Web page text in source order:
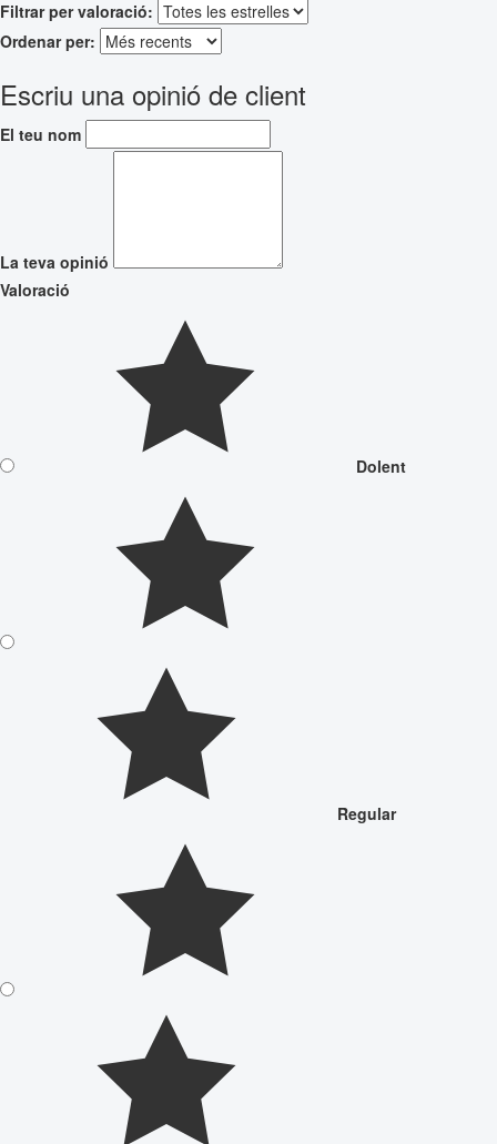
Filtrar per valoració:
Ordenar per:
Escriu una opinió de client
El teu nom
La teva opinió
Valoració
Dolent
Regular